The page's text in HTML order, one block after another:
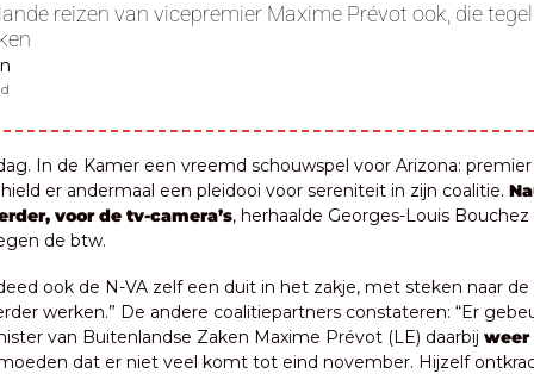
reizen van vicepremier Maxime Prévot ook, die
In de Kamer een vreemd schouwspel voor Arizona:
er andermaal een pleidooi voor sereniteit in zijn coalitie.
voor de tv-camera’s, herhaalde Georges-Louis
de btw.
ook de N-VA zelf een duit in het zakje, met steken naar de
werken.” De andere coalitiepartners constateren: “Er
van Buitenlandse Zaken Maxime Prévot (LE) daarbij weer
dat er niet veel komt tot eind november. Hijzelf